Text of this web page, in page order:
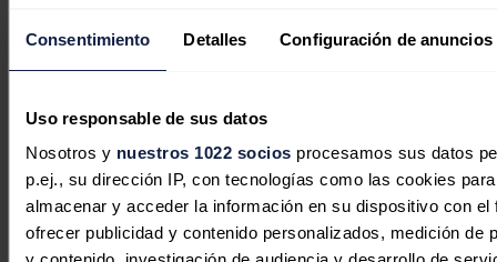
Consentimiento Detalles Configuración de anuncios
Uso responsable de sus datos
Nosotros y nuestros 1022 socios procesamos sus datos
p.ej., su dirección IP, con tecnologías como las cookies para
almacenar y acceder la información en su dispositivo con el
ofrecer publicidad y contenido personalizados, medición de
La generación de energía renovable
supera por primera vez el 40% del
total en China
Redacción30/07/2026